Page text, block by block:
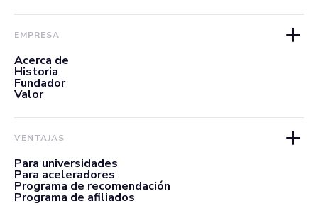
EMPRESA
Acerca de
Historia
Fundador
Valor
VENTAJAS
Para universidades
Para aceleradores
Programa de recomendación
Programa de afiliados